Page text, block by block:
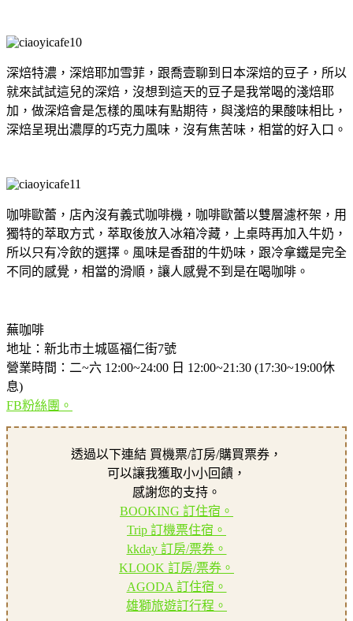
深焙特濃，深焙耶加雪菲，跟喬壹聊到日本深焙的豆子，所以
就來試試這兒的深焙，沒想到這天的豆子是我常喝的淺焙耶
加，做深焙會是怎樣的風味有點期待，與淺焙的果酸味相比，
深焙呈現出濃厚的巧克力風味，沒有焦苦味，相當的好入口。
咖啡歐蕾，店內沒有義式咖啡機，咖啡歐蕾以雙層濾杯架，用
獨特的萃取方式，萃取後放入冰箱冷藏，上桌時再加入牛奶，
所以只有冷飲的選擇。風味是香甜的牛奶味，跟冷拿鐵是完全
不同的感覺，相當的滑順，讓人感覺不到是在喝咖啡。
蕪咖啡
地址：新北市土城區福仁街7號
營業時間：二~六 12:00~24:00 日 12:00~21:30 (17:30~19:00休
息)
FB粉絲團。
透過以下連結 買機票/訂房/購買票券，
可以讓我獲取小小回饋，
感謝您的支持。
BOOKING 訂住宿。
Trip 訂機票住宿。
kkday 訂房/票券。
KLOOK 訂房/票券。
AGODA 訂住宿。
雄獅旅遊訂行程。